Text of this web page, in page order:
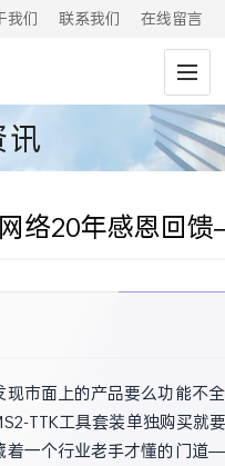
我们 联系我们 在线留言
讯
网络20年感恩回
市面上的产品要么功能不
TTK工具套装单独购买
着一个行业老手才懂的门